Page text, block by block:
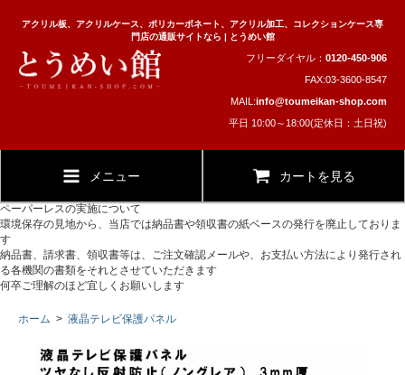
アクリル板、アクリルケース、ポリカーボネート、アクリル加工、コレクションケース専
門店の通販サイトなら | とうめい館
フリーダイヤル： 0120-450-906
FAX:03-3600-8547
MAIL:info@toumeikan-shop.com
平日 10:00～18:00(定休日：土日祝)
メニュー カートを見る
ペーパーレスの実施について
環境保存の見地から、当店では納品書や領収書の紙ベースの発行を廃止しておりま
す
納品書、請求書、領収書等は、ご注文確認メールや、お支払い方法により発行され
る各機関の書類をそれとさせていただきます
何卒ご理解のほど宜しくお願いします
ホーム > 液晶テレビ保護パネル